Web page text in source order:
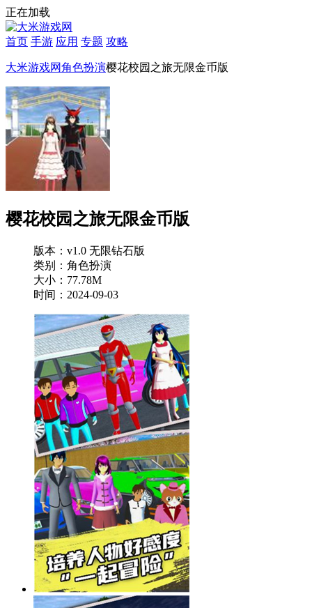
正在加载
首页 手游 应用 专题 攻略
大米游戏网角色扮演樱花校园之旅无限金币版
樱花校园之旅无限金币版
版本：v1.0 无限钻石版
类别：角色扮演
大小：77.78M
时间：2024-09-03